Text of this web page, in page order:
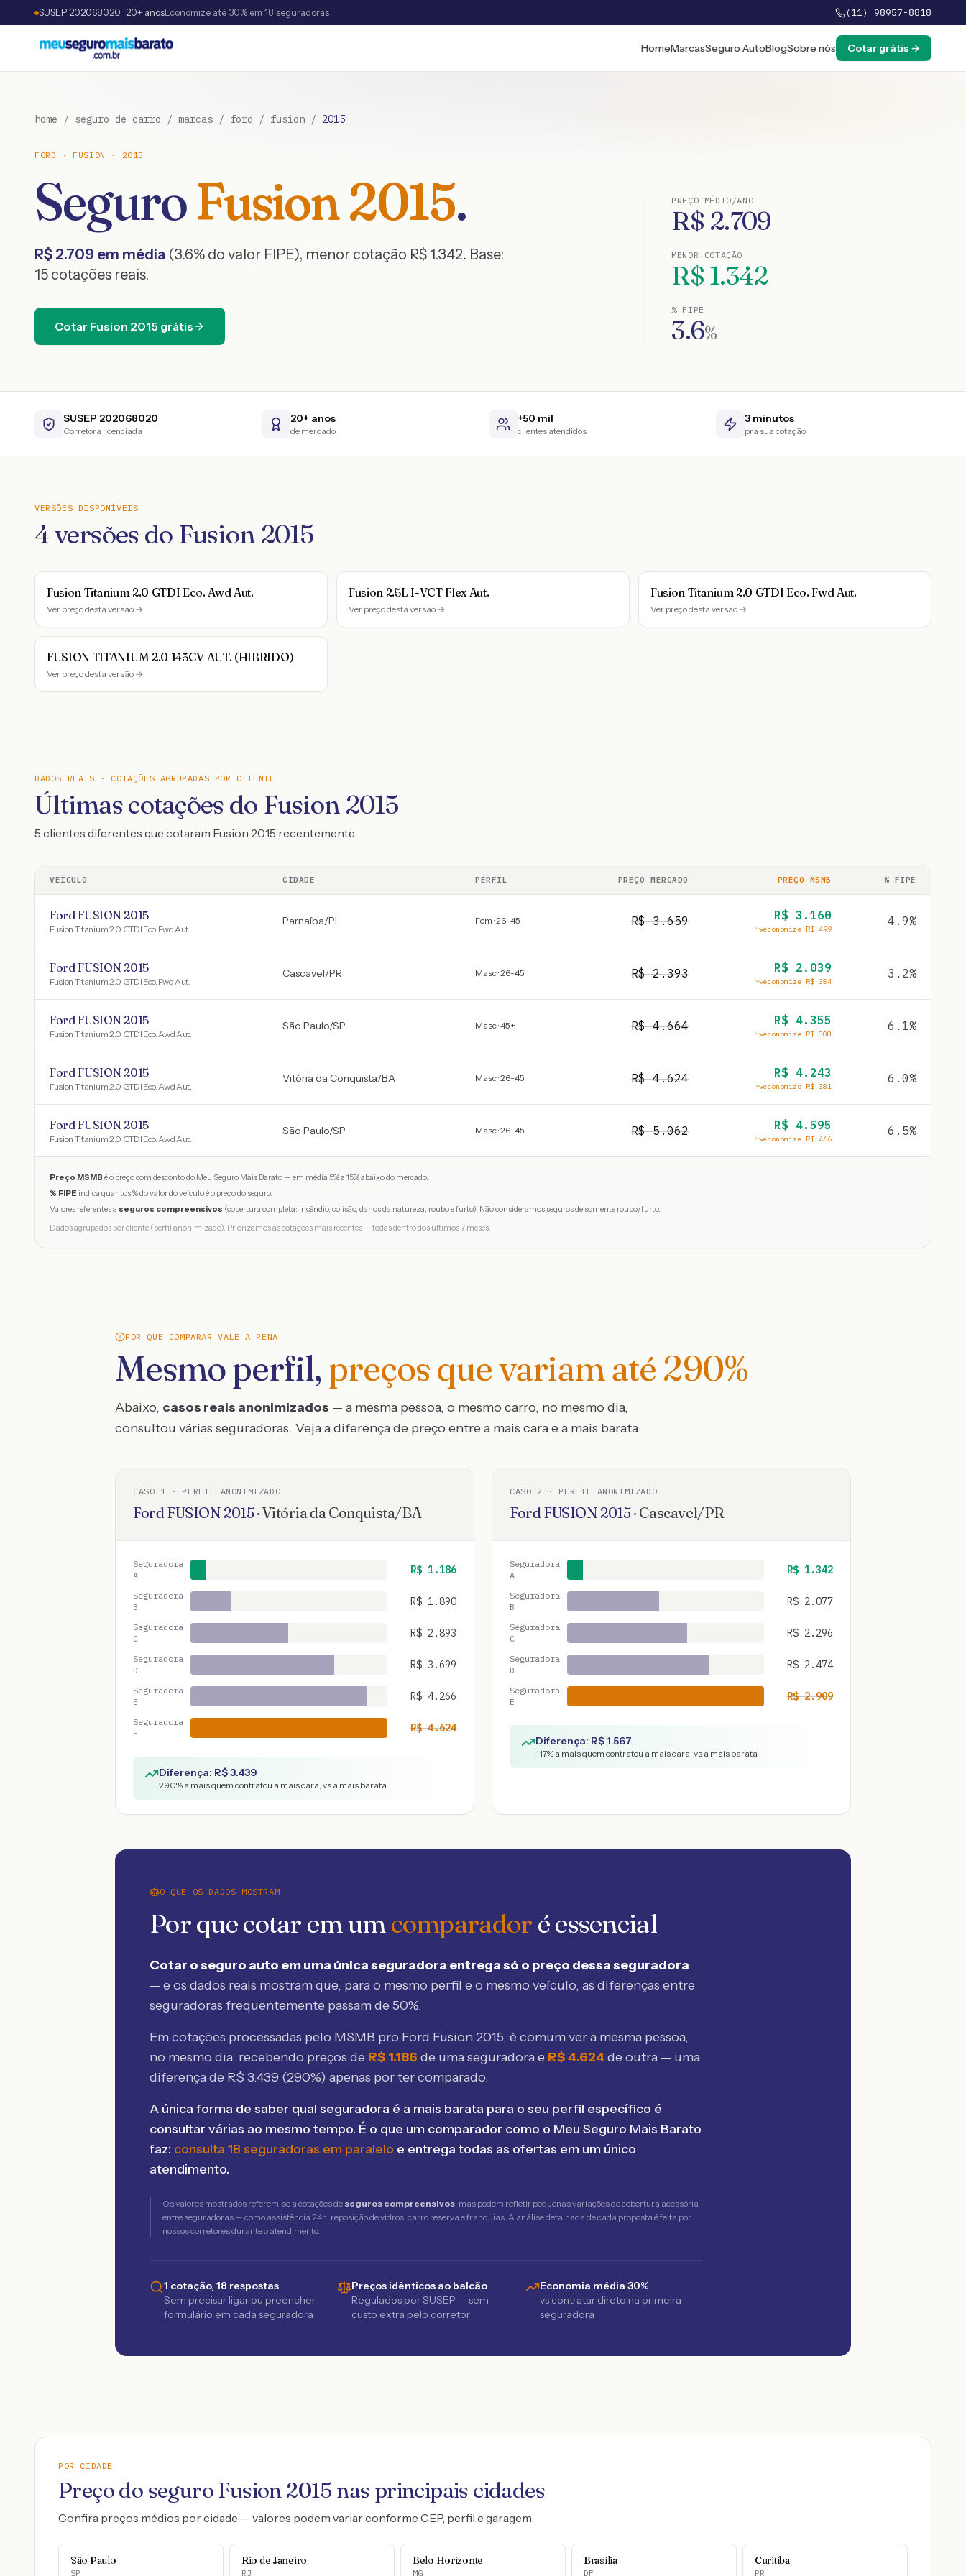
SUSEP 202068020 · 20+ anosEconomize até 30% em 18 seguradoras (11) 98957-8818
HomeMarcasSeguro AutoBlogSobre nós Cotar grátis →
home / seguro de carro / marcas / ford / fusion / 2015
FORD ·FUSION · 2015
SeguroFusion2015.
R$ 2.709 em média (3.6% do valor FIPE), menor cotação R$ 1.342. Base:
15 cotações reais.
Cotar Fusion 2015 grátis
PREÇO MÉDIO/ANO
R$ 2.709
MENOR COTAÇÃO
R$ 1.342
% FIPE
3.6%
SUSEP 202068020
Corretora licenciada
20+ anos
de mercado
+50 mil
clientes atendidos
3 minutos
pra sua cotação
VERSÕES DISPONÍVEIS
4versões do Fusion 2015
Fusion Titanium 2.0 GTDI Eco. Awd Aut.
Ver preço desta versão →
Fusion 2.5L I-VCT Flex Aut.
Ver preço desta versão →
Fusion Titanium 2.0 GTDI Eco. Fwd Aut.
Ver preço desta versão →
FUSION TITANIUM 2.0 145CV AUT. (HIBRIDO)
Ver preço desta versão →
DADOS REAIS · COTAÇÕES AGRUPADAS POR CLIENTE
Últimas cotações do Fusion 2015
5 clientes diferentes que cotaram Fusion 2015 recentemente
VEÍCULO CIDADE PERFIL PREÇO MERCADO PREÇO MSMB % FIPE
Ford FUSION 2015
Fusion Titanium 2.0 GTDI Eco. Fwd Aut.
Parnaíba/PI Fem · 26-45 R$3.659 R$ 3.160
economize R$ 499
4.9%
Ford FUSION 2015
Fusion Titanium 2.0 GTDI Eco. Fwd Aut.
Cascavel/PR Masc · 26-45 R$2.393 R$ 2.039
economize R$ 354
3.2%
Ford FUSION 2015
Fusion Titanium 2.0 GTDI Eco. Awd Aut.
São Paulo/SP Masc · 45+ R$4.664 R$ 4.355
economize R$ 308
6.1%
Ford FUSION 2015
Fusion Titanium 2.0 GTDI Eco. Awd Aut.
Vitória da Conquista/BA Masc · 26-45 R$4.624 R$ 4.243
economize R$ 381
6.0%
Ford FUSION 2015
Fusion Titanium 2.0 GTDI Eco. Awd Aut.
São Paulo/SP Masc · 26-45 R$5.062 R$ 4.595
economize R$ 466
6.5%
Preço MSMB é o preço com desconto do Meu Seguro Mais Barato — em média 5% a 15% abaixo do mercado.
% FIPE indica quantos % do valor do veículo é o preço do seguro.
Valores referentes a seguros compreensivos (cobertura completa: incêndio, colisão, danos da natureza, roubo e furto). Não consideramos seguros de somente roubo/furto.
Dados agrupados por cliente (perfil anonimizado). Priorizamos as cotações mais recentes — todas dentro dos últimos 7 meses.
POR QUE COMPARAR VALE A PENA
Mesmo perfil, preços que variam até 290%
Abaixo, casos reais anonimizados — a mesma pessoa, o mesmo carro, no mesmo dia,
consultou várias seguradoras. Veja a diferença de preço entre a mais cara e a mais barata:
CASO 1 · PERFIL ANONIMIZADO
Ford FUSION 2015·Vitória da Conquista/BA
Seguradora
A
R$ 1.186
Seguradora
B
R$ 1.890
Seguradora
C
R$ 2.893
Seguradora
D
R$ 3.699
Seguradora
E
R$ 4.266
Seguradora
F
R$4.624
Diferença: R$3.439
290% a mais quem contratou a mais cara, vs a mais barata
CASO 2 · PERFIL ANONIMIZADO
Ford FUSION 2015· Cascavel/PR
Seguradora
A
R$ 1.342
Seguradora
B
R$ 2.077
Seguradora
C
R$ 2.296
Seguradora
D
R$ 2.474
Seguradora
E
R$2.909
Diferença: R$1.567
117% a mais quem contratou a mais cara, vs a mais barata
O QUE OS DADOS MOSTRAM
Por que cotar em umcomparador é essencial
Cotar o seguro auto em uma única seguradora entrega só o preço dessa seguradora
— e os dados reais mostram que, para o mesmo perfil e o mesmo veículo, as diferenças entre
seguradoras frequentemente passam de 50%.
Em cotações processadas pelo MSMB pro Ford Fusion 2015, é comum ver a mesma pessoa,
no mesmo dia, recebendo preços de R$ 1.186 de uma seguradora e R$4.624 de outra — uma
diferença de R$ 3.439 (290%) apenas por ter comparado.
A única forma de saber qual seguradora é a mais barata para o seu perfil específico é
consultar várias ao mesmo tempo. É o que um comparador como o Meu Seguro Mais Barato
faz: consulta 18 seguradoras em paralelo e entrega todas as ofertas em um único
atendimento.
Os valores mostrados referem-se a cotações de seguros compreensivos, mas podem refletir pequenas variações de cobertura acessória
entre seguradoras — como assistência 24h, reposição de vidros, carro reserva e franquias. A análise detalhada de cada proposta é feita por
nossos corretores durante o atendimento.
1 cotação, 18 respostas
Sem precisar ligar ou preencher
formulário em cada seguradora
Preços idênticos ao balcão
Regulados por SUSEP — sem
custo extra pelo corretor
Economia média 30%
vs contratar direto na primeira
seguradora
POR CIDADE
Preço do seguroFusion2015 nas principais cidades
Confira preços médios por cidade — valores podem variar conforme CEP, perfil e garagem
São Paulo
SP
Rio de Janeiro
RJ
Belo Horizonte
MG
Brasília
DF
Curitiba
PR